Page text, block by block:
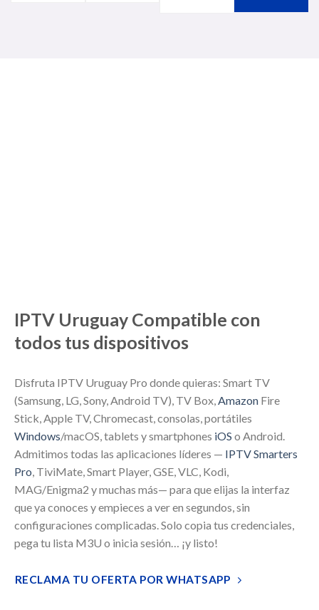
IPTV Uruguay Compatible con
todos tus dispositivos
Disfruta IPTV Uruguay Pro donde quieras: Smart TV
(Samsung, LG, Sony, Android TV), TV Box, Amazon Fire
Stick, Apple TV, Chromecast, consolas, portátiles
Windows/macOS, tablets y smartphones iOS o Android.
Admitimos todas las aplicaciones líderes — IPTV Smarters
Pro , TiviMate, Smart Player, GSE, VLC, Kodi,
MAG/Enigma2 y muchas más— para que elijas la interfaz
que ya conoces y empieces a ver en segundos, sin
configuraciones complicadas. Solo copia tus credenciales,
pega tu lista M3U o inicia sesión… ¡y listo!
RECLAMA TU OFERTA POR WHATSAPP